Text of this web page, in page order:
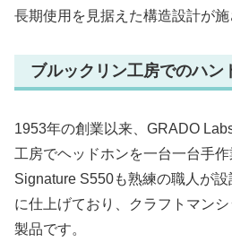
長期使用を見据えた構造設計が施
ブルックリン工房でのハン
1953年の創業以来、GRADO
工房でヘッドホンを一台一台手作
Signature S550も熟練の職人が
に仕上げており、クラフトマン
製品です。